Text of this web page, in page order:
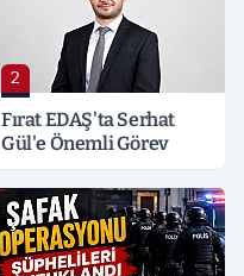
2
Fırat EDAŞ'ta Serhat
Gül'e Önemli Görev